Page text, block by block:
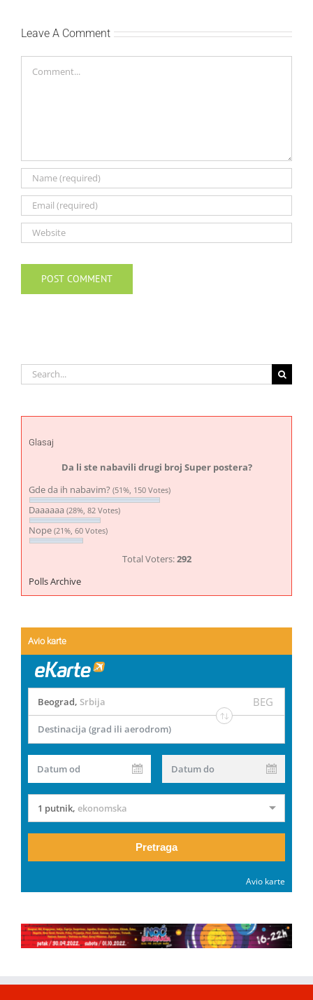
Leave A Comment
Search
for:
Glasaj
Da li ste nabavili drugi broj Super postera?
Gde da ih nabavim? (51%, 150 Votes)
Daaaaaa (28%, 82 Votes)
Nope (21%, 60 Votes)
Total Voters:292
Polls Archive
Avio karte
Beograd, Srbija BEG
Destinacija (grad ili aerodrom)
Datum od Datum do
1 putnik, ekonomska
Pretraga
Avio karte